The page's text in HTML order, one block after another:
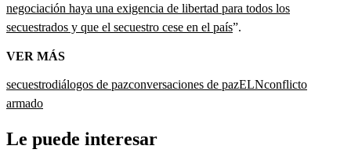
negociación haya una exigencia de libertad para todos los
secuestrados y que el secuestro cese en el país”.
VER MÁS
secuestrodiálogos de pazconversaciones de pazELNconflicto
armado
Le puede interesar